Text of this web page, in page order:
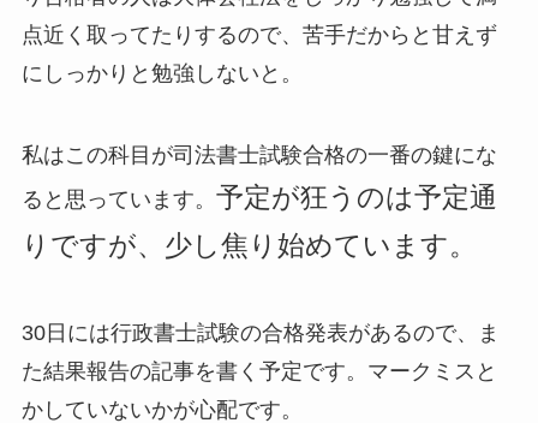
点近く取ってたりするので、苦手だからと甘えず
にしっかりと勉強しないと。
私はこの科目が司法書士試験合格の一番の鍵にな
ると思っています。 予定が狂うのは予定通
りですが、少し焦り始めています。
30日には行政書士試験の合格発表があるので、ま
た結果報告の記事を書く予定です。マークミスと
かしていないかが心配です。